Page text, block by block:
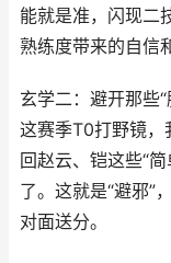
能就是准，闪现二
熟练度带来的自信
玄学二：避开那些
这赛季T0打野镜，
回赵云、铠这些“
了。这就是“避邪”
对面送分。